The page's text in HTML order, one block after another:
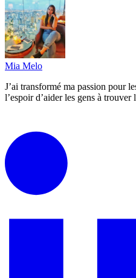
Mia Melo
J’ai transformé ma passion pour
l’espoir d’aider les gens à trouver